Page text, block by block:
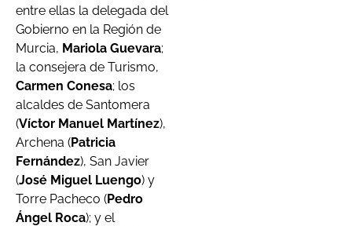
entre ellas la delegada del
Gobierno en la Región de
Murcia, Mariola Guevara;
la consejera de Turismo,
Carmen Conesa; los
alcaldes de Santomera
(Víctor Manuel Martínez),
Archena (Patricia
Fernández), San Javier
(José Miguel Luengo) y
Torre Pacheco (Pedro
Ángel Roca); y el